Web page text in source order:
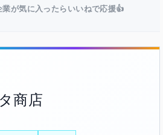
業が気に入ったらいいねで応援👍
商店